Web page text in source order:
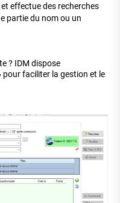
effectue des recherches
partie du nom ou un
? IDM dispose
pour faciliter la gestion et le